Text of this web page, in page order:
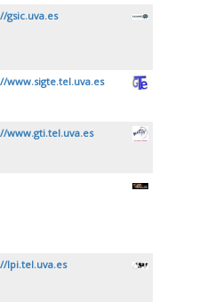
gsic.uva.es
www.sigte.tel.uva.es
www.gti.tel.uva.es
lpi.tel.uva.es